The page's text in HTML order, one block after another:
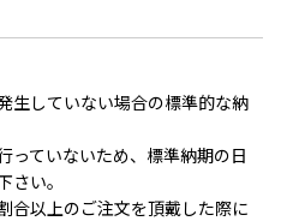
生していない場合の標準的な納
ていないため、標準納期の日
い。
合以上のご注文を頂戴した際に